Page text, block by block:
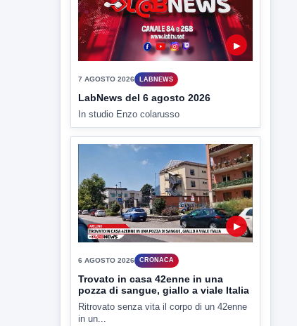
▶
Trovato in casa 42enne in una
pozza di sangue, giallo a viale Italia
Ritrovato senza vita il corpo di un 42enne
▶
CRONACA
"Sistema Caprio", Procura S.Maria
CV chiede rinvio a giudizio per 54
La Procura della Repubblica di Santa